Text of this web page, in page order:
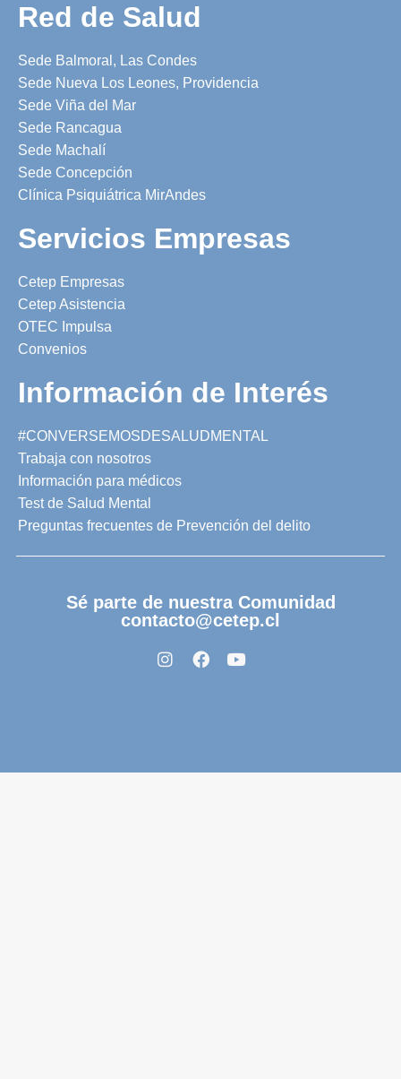
Red de Salud
Sede Balmoral, Las Condes
Sede Nueva Los Leones, Providencia
Sede Viña del Mar
Sede Rancagua
Sede Machalí
Sede Concepción
Clínica Psiquiátrica MirAndes
Servicios Empresas
Cetep Empresas
Cetep Asistencia
OTEC Impulsa
Convenios
Información de Interés
#CONVERSEMOSDESALUDMENTAL
Trabaja con nosotros
Información para médicos
Test de Salud Mental
Preguntas frecuentes de Prevención del delito
Sé parte de nuestra Comunidad
contacto@cetep.cl